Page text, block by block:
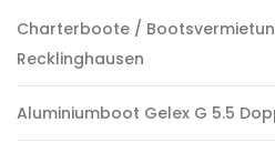
Charterboote /
Recklinghausen
Aluminiumboot Gelex G 5.5